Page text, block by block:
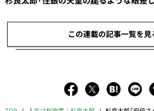
この連載の記事一覧を見